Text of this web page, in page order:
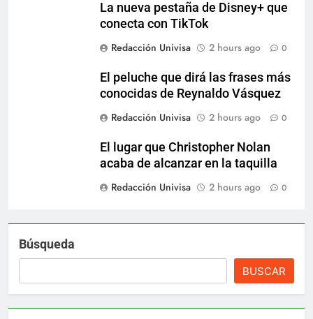
La nueva pestaña de Disney+ que
conecta con TikTok
Redacción Univisa
2 hours ago 0
El peluche que dirá las frases más
conocidas de Reynaldo Vásquez
Redacción Univisa
2 hours ago 0
El lugar que Christopher Nolan
acaba de alcanzar en la taquilla
Redacción Univisa
2 hours ago 0
Búsqueda
BUSCAR